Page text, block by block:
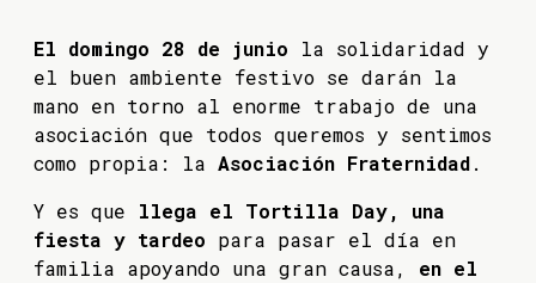
El domingo 28 de junio la solidaridad y
el buen ambiente festivo se darán la
mano en torno al enorme trabajo de una
asociación que todos queremos y sentimos
como propia: la Asociación Fraternidad.
Y es que llega el Tortilla Day, una
fiesta y tardeo para pasar el día en
familia apoyando una gran causa, en el